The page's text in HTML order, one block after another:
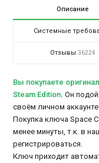
Описание
Системные
Отзывы 36224
Вы покупаете
Steam Edition. Он
своём личном
Покупка ключа Space
менее минуты, т.к. в
регистрироваться.
Ключ приходит